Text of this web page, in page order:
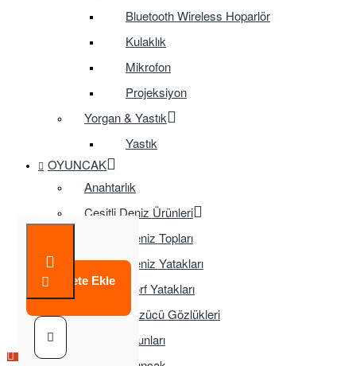
Bluetooth Wireless Hoparlör
Kulaklık
Mikrofon
Projeksiyon
Yorgan & Yastık
Yastık
OYUNCAK
Anahtarlık
Çeşitli Deniz Ürünleri
Deniz Topları
Deniz Yatakları
Sörf Yatakları
Yüzücü Gözlükleri
Çocuk Oyunları
Sepete Ekle
Çok Satılan Ürün